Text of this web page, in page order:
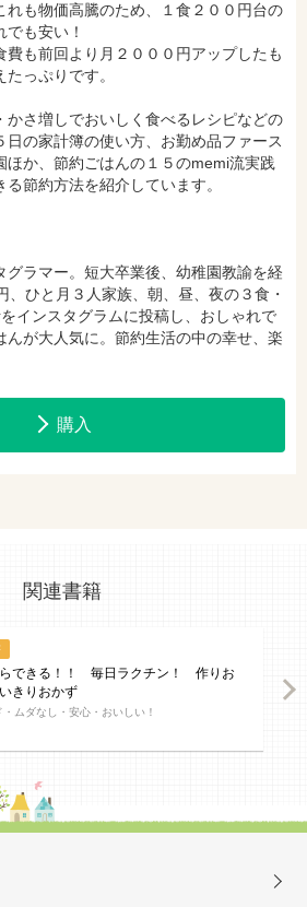
れも物価高騰のため、１食２００円台の
でも安い！
費も前回より月２０００円アップしたも
っぷりです。
かさ増しでおいしく食べるレシピなどの
日の家計簿の使い方、お勤め品ファース
ほか、節約ごはんの１５のmemi流実践
節約方法を紹介しています。
グラマー。短大卒業後、幼稚園教諭を経
、ひと月３人家族、朝、昼、夜の３食・
インスタグラムに投稿し、おしゃれで
んが大人気に。節約生活の中の幸せ、楽
購入
ヨドバシ.comで購入
関連書籍
できる！！ 毎日ラクチン！ 作りお
きりおかず
・ムダなし・安心・おいしい！